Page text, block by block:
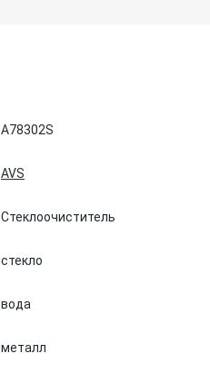
A78302S
AVS
Стеклоочиститель
стекло
вода
металл